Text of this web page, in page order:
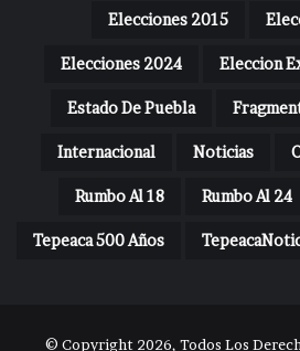
Elecciones 2015
Elecciones 2024 Eleccion
Estado De Puebla
Internacional Noticias
Rumbo Al 18 Rumbo Al 24
Tepeaca 500 Años
© Copyright 2026, Todos Los